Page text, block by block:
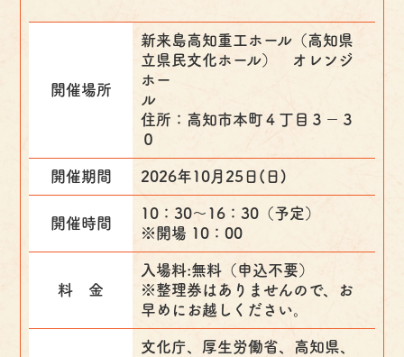
開催場所
新来島高知重工ホール（高知県
立県民文化ホール） オレンジ
ホー
住所：高知市本町４丁目３－３
０
開催期間 2026年10月25日(日)
開催時間
10：30～16：30（予定）
※開場 10：00
料 金
入場料:無料（申込不要）
※整理券はありませんので、お
早めにお越しください。
文化庁、厚生労働省、高知県、